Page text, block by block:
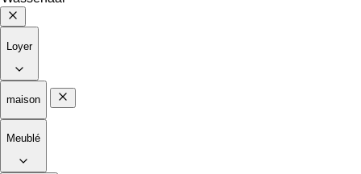
Loyer
maison
Meublé